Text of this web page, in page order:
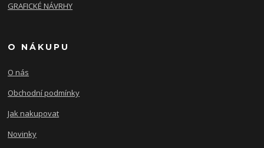
GRAFICKÉ NÁVRHY
O NÁKUPU
O nás
Obchodní podmínky
Jak nakupovat
Novinky